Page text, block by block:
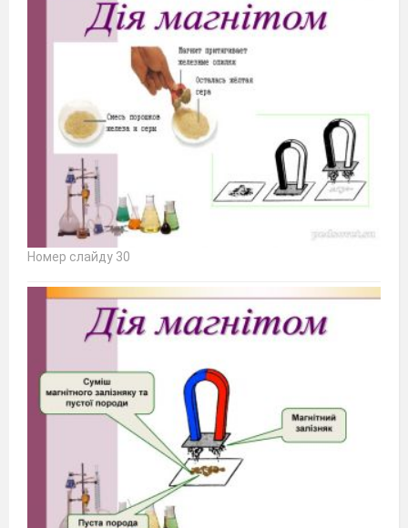
Номер слайду 30